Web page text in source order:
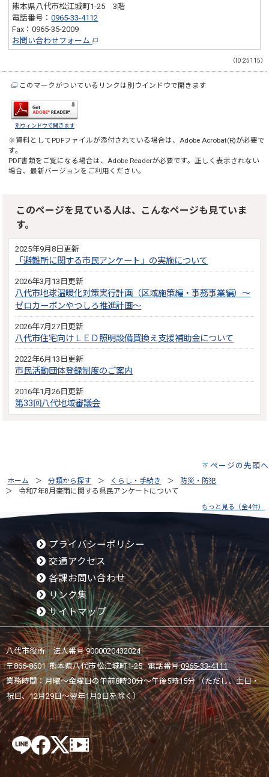
熊本県八代市松江城町1-25 3階
電話番号：0965-33-4112
Fax：0965-35-2009
お問い合わせフォーム
（ID:25115）
このマークがついているリンクは別ウインドウで開きます
別ウィンドウで開きます
※資料としてPDFファイルが添付されている場合は、 Adobe Acrobat(R)が必要で
す。
PDF書類をご覧になる場合は、 Adobe Readerが必要です。正しく表示されない
場合、最新バージョンをご利用ください。
このページを見ている人は、こんなページも見ていま
す。
2025年9月8日更新
「避難所に関する市民アンケート」の実施について
2026年3月13日更新
八代市地球温暖化対策実行計画（区域施策編・事務事業編）～
ゼロカーボンやつしろ推進計画～
2026年7月27日更新
八代市住宅向けＬＥＤ照明設備買換え支援補助金について
2022年6月13日更新
市民活動団体登録制度のご案内
2016年1月26日更新
第33回八代地域審議会
ページの先頭へ
ホーム 分類から探す くらし・手続き
防災・防犯
令和7年8月豪雨に関する県民アンケートについて
もっと見る（全4件）
プライバシーポリシー
交通アクセス
各課お問い合わせ
リンク集
サイトマップ
八代市役所 法人番号 9000020432024
〒866-8601 熊本県八代市松江城町1-25 電話番号:0965-33-4111
業務時間：月曜～金曜日の午前8時30分～午後5時15分 （ただし、土日・
祝日、12月29日～翌年1月3日を除く）